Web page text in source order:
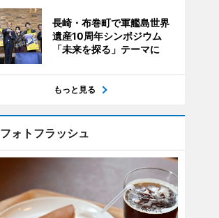
長崎・布巻町で軍艦島世界
遺産10周年シンポジウム
「未来を探る」テーマに
もっと見る
フォトフラッシュ